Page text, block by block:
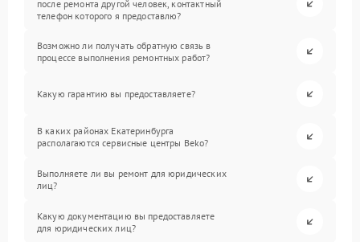
после ремонта другой человек, контактный
телефон которого я предоставлю?
Возможно ли получать обратную связь в
процессе выполнения ремонтных работ?
Какую гарантию вы предоставляете?
В каких районах Екатеринбурга
располагаются сервисные центры Beko?
Выполняете ли вы ремонт для юридических
лиц?
Какую документацию вы предоставляете
для юридических лиц?